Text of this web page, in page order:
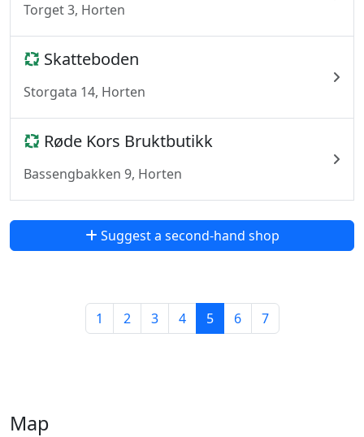
Torget 3, Horten
Skatteboden
Storgata 14, Horten
Røde Kors Bruktbutikk
Bassengbakken 9, Horten
Suggest a second-hand shop
1 2 3 4 5 6 7
Map